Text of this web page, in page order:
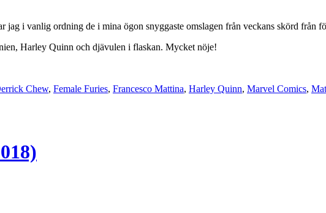
i vanlig ordning de i mina ögon snyggaste omslagen från veckans skörd från
Harley Quinn och djävulen i flaskan. Mycket nöje!
Chew, Female Furies, Francesco Mattina, Harley Quinn, Marvel Comics,